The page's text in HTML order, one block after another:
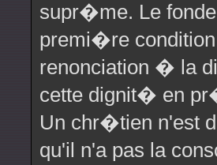
supr�me. Le
premi�re
renonciation � la
cette dignit� en
Un chr�tien n'est
qu'il n'a pas la